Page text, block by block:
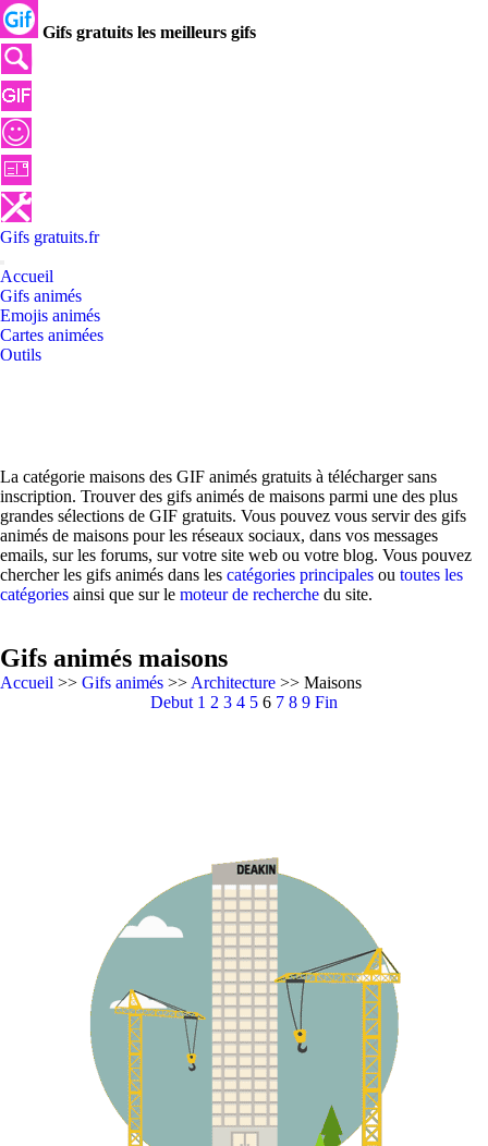
Gifs gratuits les meilleurs gifs
Gifs gratuits.fr
Accueil
Gifs animés
Emojis animés
Cartes animées
Outils
La catégorie maisons des GIF animés gratuits à télécharger sans
inscription. Trouver des gifs animés de maisons parmi une des plus
grandes sélections de GIF gratuits. Vous pouvez vous servir des gifs
animés de maisons pour les réseaux sociaux, dans vos messages
emails, sur les forums, sur votre site web ou votre blog. Vous pouvez
chercher les gifs animés dans les catégories principales ou toutes les
catégories ainsi que sur le moteur de recherche du site.
Gifs animés maisons
Accueil >> Gifs animés >> Architecture >> Maisons
Debut 1 2 3 4 5 6 7 8 9 Fin